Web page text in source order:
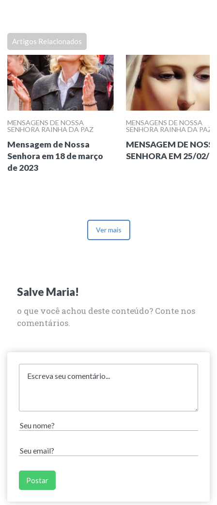
Artigos Relacionados
MENSAGENS DE NOSSA
SENHORA RAINHA DA PAZ
Mensagem de Nossa
Senhora em 18 de março
de 2023
MENSAGENS DE NOSSA
SENHORA RAINHA DA PAZ
MENSAGEM DE
SENHORA EM 25/02/
Ver mais
Salve Maria!
o que você achou deste conteúdo? Conte nos
comentários.